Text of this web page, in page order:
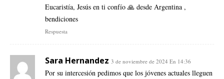
Eucaristía, Jesús en ti confío 🙏 desde Argentina ,
bendiciones
Respuesta
Sara Hernandez 3 de noviembre de 2024 En 14:36
Por su intercesión pedimos que los jóvenes actuales lleguen